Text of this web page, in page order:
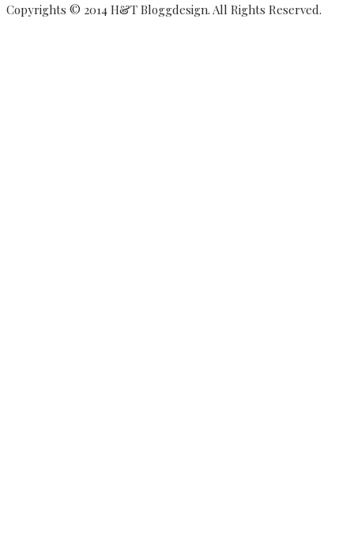
Copyrights © 2014 H&T Bloggdesign. All Rights Reserved.